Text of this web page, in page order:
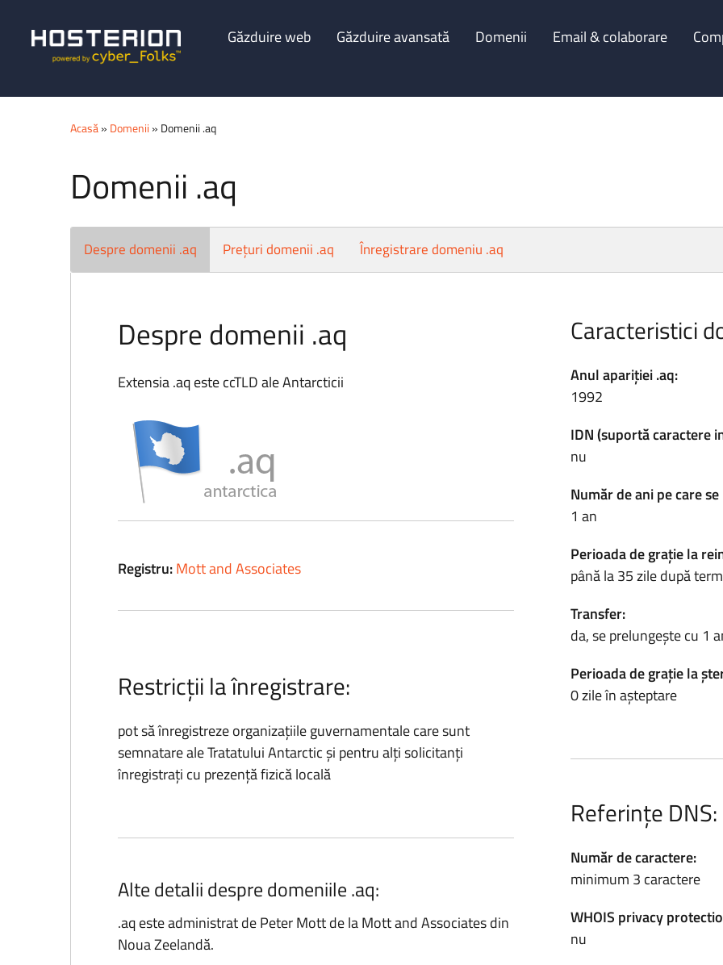
Găzduire web Găzduire avansată Domenii Email & colaborare
Acasă» Domenii » Domenii .aq
Domenii .aq
Despre domenii .aq Prețuri domenii .aq Înregistrare domeniu .aq
Despre domenii .aq
Extensia .aq este ccTLD ale Antarcticii
Registru:Mott and Associates
Restricții la înregistrare:
pot să înregistreze organizațiile guvernamentale care sunt
semnatare ale Tratatului Antarctic și pentru alți solicitanți
înregistrați cu prezență fizică locală
Alte detalii despre domeniile .aq:
.aq este administrat de Peter Mott de la Mott and Associates din
Noua Zeelandă.
Caracteristici
Anul apariției .aq:
1992
IDN (suportă caractere
nu
Număr de ani pe care
1 an
Perioada de grație la
până la 35 zile după
Transfer:
da, se prelungește cu 1
Perioada de grație la
0 zile în așteptare
Referințe DNS:
Număr de caractere:
minimum 3 caractere
WHOIS privacy
nu